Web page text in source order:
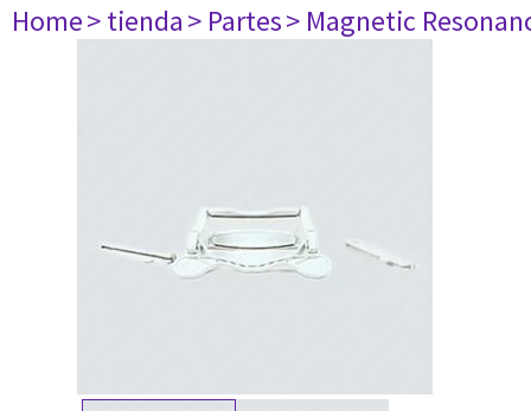
Home> tienda> Partes> Magnetic